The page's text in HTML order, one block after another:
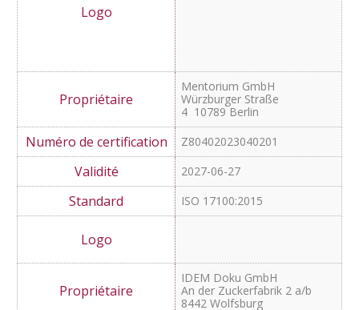
Mentorium GmbH
Würzburger Straße
4 10789 Berlin
2027-06-27
ISO 17100:2015